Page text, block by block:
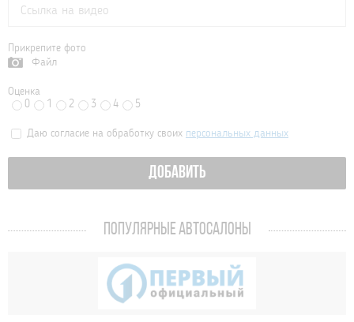
Прикрепите фото
Файл
Оценка
0
1 2 3 4 5
Даю согласие на обработку своих персональных данных
ДОБАВИТЬ
ПОПУЛЯРНЫЕ АВТОСАЛОНЫ